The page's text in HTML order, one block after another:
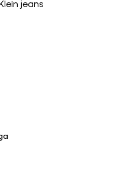
jeans